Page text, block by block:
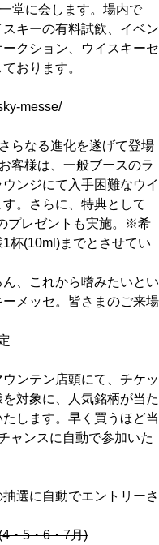
堂に会します。場内で
キーの有料試飲、イベン
クション、ウイスキーセ
おります。
messe/
らなる進化を遂げて登場
客様は、一般ブースのラ
ンジにて入手困難なウイ
。さらに、特典として
プレゼントも実施。※希
杯(10ml)までとさせてい
、これから嗜みたいとい
メッセ。皆さまのご来場
ンテン店頭にて、チケッ
対象に、人気銘柄が当た
します。早く買うほど当
ャンスに自動で参加いた
選に自動でエントリーさ
・5・6・7月)